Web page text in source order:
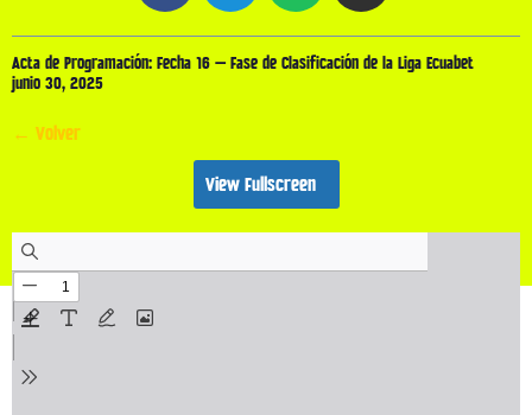
Acta de Programación: Fecha 16 – Fase de Clasificación de la Liga Ecuabet
junio 30, 2025
← Volver
View Fullscreen